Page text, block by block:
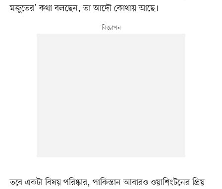
মজুতের’ কথা বলছেন, তা আদৌ কোথায় আছে।
তবে একটা বিষয় পরিষ্কার, পাকিস্তান আবারও ওয়াশিংটনের প্রিয়